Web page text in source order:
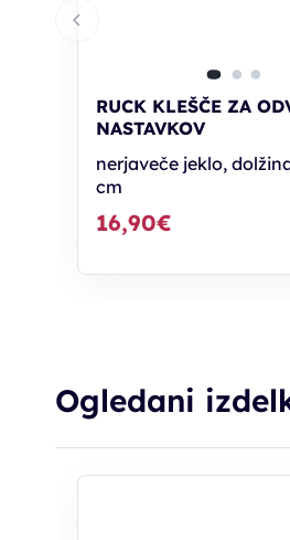
RUCK KLEŠČE ZA
NASTAVKOV
nerjaveče jeklo,
cm
16,90€
Ogledani